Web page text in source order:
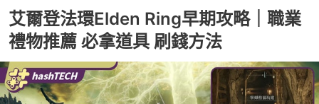
艾爾登法環Elden Ring早期攻略｜職業
禮物推薦 必拿道具 刷錢方法